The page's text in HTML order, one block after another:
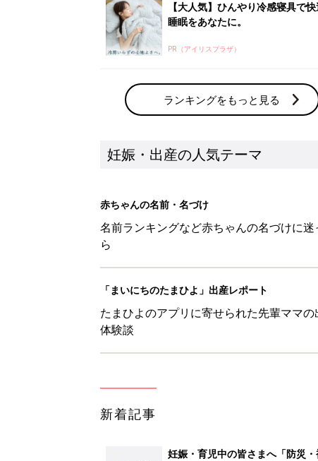
【大人気】ひんやり冷感寝具で
睡眠をあなたに。
PR（アイリスプラザ）
ランキングをもっと見る
妊娠・出産の人気テーマ
赤ちゃんの名前・名づけ
名前ランキングなど赤ちゃんの名づけに迷
ら
「まいにちのたまひよ」出産レポート
たまひよのアプリに寄せられた先輩ママの
体験談
新着記事
妊娠・育児中の皆さまへ「防災